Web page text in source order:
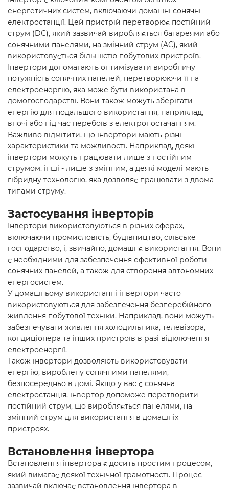
енергетичних систем, включаючи домашні сонячні
електростанції. Цей пристрій перетворює постійний
струм (DC), який зазвичай виробляється батареями або
сонячними панелями, на змінний струм (AC), який
використовується більшістю побутових пристроїв.
Інвертори допомагають оптимізувати виробничу
потужність сонячних панелей, перетворюючи її на
електроенергію, яка може бути використана в
домогосподарстві. Вони також можуть зберігати
енергію для подальшого використання, наприклад,
вночі або під час перебоїв з електропостачанням.
Важливо відмітити, що інвертори мають різні
характеристики та можливості. Наприклад, деякі
інвертори можуть працювати лише з постійним
струмом, інші - лише з змінним, а деякі моделі мають
гібридну технологію, яка дозволяє працювати з двома
типами струму.
Застосування інверторів
Інвертори використовуються в різних сферах,
включаючи промисловість, будівництво, сільське
господарство, і, звичайно, домашнє використання. Вони
є необхідними для забезпечення ефективної роботи
сонячних панелей, а також для створення автономних
енергосистем.
У домашньому використанні інвертори часто
використовуються для забезпечення безперебійного
живлення побутової техніки. Наприклад, вони можуть
забезпечувати живлення холодильника, телевізора,
кондиціонера та інших пристроїв в разі відключення
електроенергії.
Також інвертори дозволяють використовувати
енергію, вироблену сонячними панелями,
безпосередньо в домі. Якщо у вас є сонячна
електростанція, інвертор допоможе перетворити
постійний струм, що виробляється панелями, на
змінний струм для використання в домашніх
пристроях.
Встановлення інвертора
Встановлення інвертора є досить простим процесом,
який вимагає деякої технічної грамотності. Процес
зазвичай включає встановлення інвертора в